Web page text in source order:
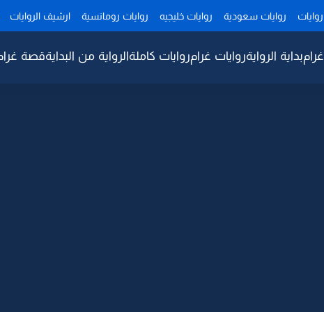
روايات روايات سعودية روايات خليجيه روايات رومانسية ارشيف الروايات
غرامبداية الروايةروايات غرامروايات كاملةالرواية من البدايةقصة